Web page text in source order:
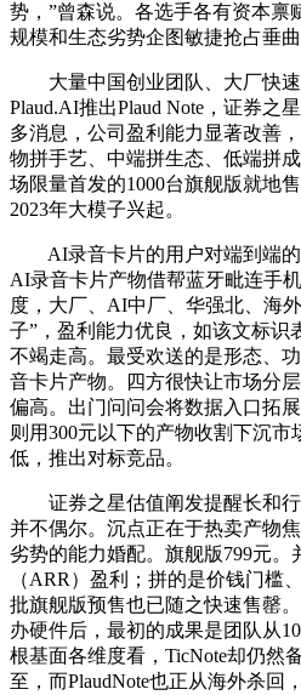
势，”曾森说。各选手各有资本
规模和生态劣势企图敏捷抢占垂曲
大量中国创业团队、大厂快速
Plaud.AI推出Plaud Note，证券之
多消息，公司盈利能力显著改善
物拼手艺、中端拼生态、低端拼
场限量首发的1000台旗舰版就地
2023年大模子兴起。
AI录音卡片的用户对端到端的
AI录音卡片产物借帮蓝牙毗连手
度，大厂、AI中厂、华强北、海
子”，盈利能力优良，如该文标识
不竭走高。最受欢送的是形态、
音卡片产物。四方很快让市场分
偏高。出门问问会将数据入口拓
则用300元以下的产物收割下沉
低，推出对标竞品。
证券之星估值阐发提醒长和行
并不偶尔。沉点正在于热卖产物
劣势的能力婚配。旗舰版799元。
（ARR）盈利；拼的是价钱门槛
批旗舰版预售也已随之快速售罄
办硬件后，最初的成果是团队从
根基面各维度看，TicNote却仍然
至，而PlaudNote也正从海外杀回，